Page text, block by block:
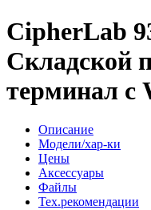
CipherLab
Складской
терминал с
Описание
Модели/хар-ки
Цены
Аксессуары
Файлы
Тех.рекомендации